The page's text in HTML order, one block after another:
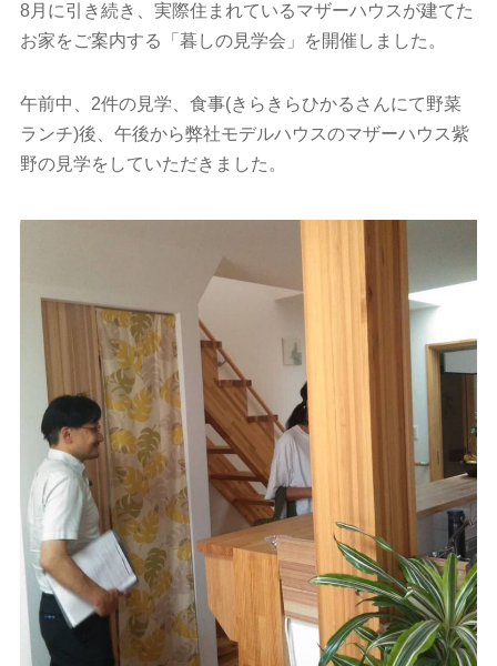
8月に引き続き、実際住まれているマザーハウスが建てた
お家をご案内する「暮しの見学会」を開催しました。
午前中、2件の見学、食事(きらきらひかるさんにて野菜
ランチ)後、午後から弊社モデルハウスのマザーハウス紫
野の見学をしていただきました。